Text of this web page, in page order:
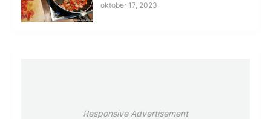
oktober 17, 2023
Responsive Advertisement